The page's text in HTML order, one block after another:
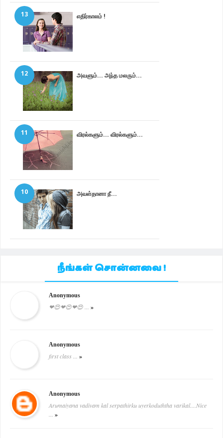
எதிர்காலம் !
13
அவளும்... அந்த மலரும்...
12
விரல்களும்... விரல்களும்...
11
அவள்தானா நீ...
10
நீங்கள் சொன்னவை !
Anonymous
❤😍❤😍❤😍 ... »
Anonymous
first class ... »
Anonymous
Arumaiyana vadivam kal serpathirku uyerkoduththa varikal....Nice
... »